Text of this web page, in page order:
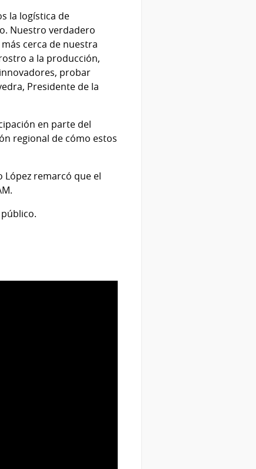
la logística de
Nuestro verdadero
cerca de nuestra
a la producción,
probar
Presidente de la
en parte del
regional de cómo estos
remarcó que el